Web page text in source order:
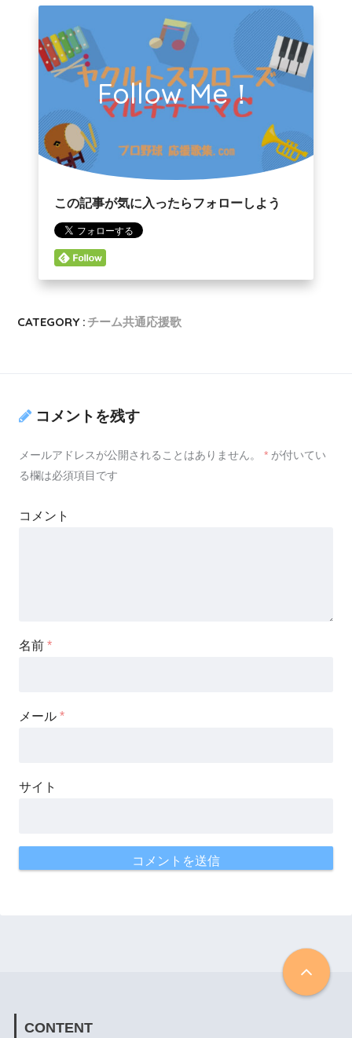
Follow Me！
この記事が気に入ったらフォローしよう
CATEGORY : チーム共通応援歌
コメントを残す
メールアドレスが公開されることはありません。 * が付いてい
る欄は必須項目です
コメント
名前 *
メール *
サイト
CONTENT